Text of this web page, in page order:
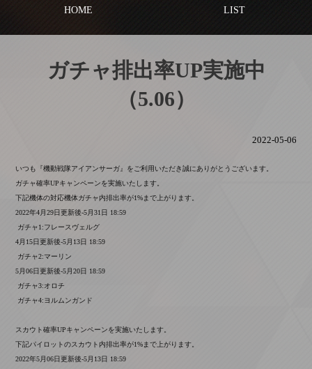
HOME LIST
ガチャ排出率UP実施中
（5.06）
2022-05-06
いつも『機動戦隊アイアンサーガ』をご利用いただき誠にありがとうございます。
ガチャ確率UPキャンペーンを実施いたします。
下記機体の対応機体ガチャ内排出率が1%まで上がります。
2022年4月29日更新後-5月31日 18:59
ガチャ1:フレースヴェルグ
4月15日更新後-5月13日 18:59
ガチャ2:マーリン
5月06日更新後-5月20日 18:59
ガチャ3:オロチ
ガチャ4:ヨルムンガンド
スカウト確率UPキャンペーンを実施いたします。
下記パイロットのスカウト内排出率が1%まで上がります。
2022年5月06日更新後-5月13日 18:59